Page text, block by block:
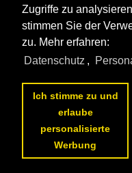
Zugriffe zu
stimmen Sie der
zu. Mehr erfahren:
Datenschutz ,
Ich stimme zu und
erlaube
personalisierte
Werbung